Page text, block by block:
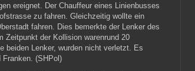
ereignet. Der Chauffeur eines Linienbusses
zu fahren. Gleichzeitig wollte ein
fahren. Dies bemerkte der Lenker des
der Kollision warenrund 20
beiden Lenker, wurden nicht verletzt. Es
Franken. (SHPol)